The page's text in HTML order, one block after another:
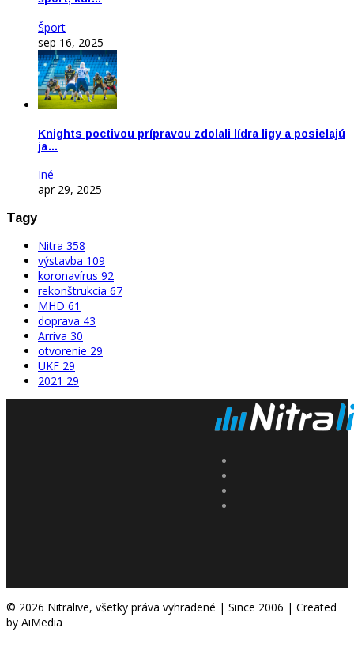
Šport
sep 16, 2025
Knights poctivou prípravou zdolali lídra ligy a posielajú
ja…
Iné
apr 29, 2025
Tagy
Nitra 358
výstavba 109
koronavírus 92
rekonštrukcia 67
MHD 61
doprava 43
Arriva 30
otvorenie 29
UKF 29
2021 29
© 2026 Nitralive, všetky práva vyhradené | Since 2006 | Created
by AiMedia